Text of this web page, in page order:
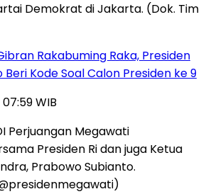
Rakabuming Raka, Presiden
Kode Soal Calon Presiden ke 9
WIB